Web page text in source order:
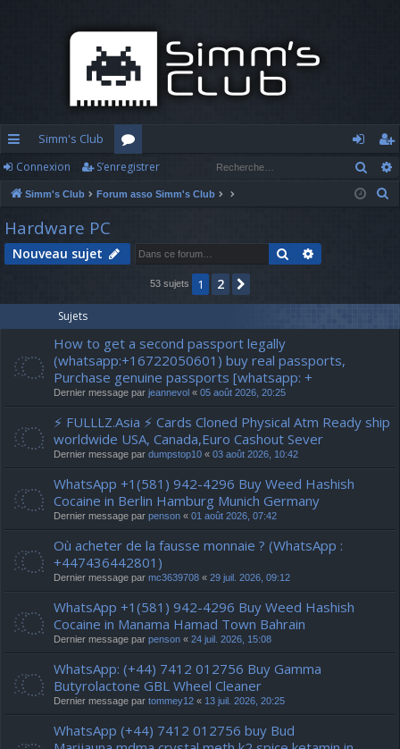
cc
ès
ra
pi
Simm's Club
or
u
o
n
’e
nr
Connexion S’enregistrer
Simm's Club Forum asso Simm's Club
h
Hardware PC
Nouveau sujet Rechercher
53 sujets 1 2
Sujets
How to get a second passport legally
(whatsapp:+16722050601) buy real passports,
Purchase genuine passports [whatsapp: +
Dernier message par jeannevol « 05 août 2026, 20:25
⚡ FULLLZ.Asia ⚡ Cards Cloned Physical Atm Ready ship
worldwide USA, Canada,Euro Cashout Sever
Dernier message par dumpstop10 « 03 août 2026, 10:42
WhatsApp +1(581) 942-4296 Buy Weed Hashish
Cocaine in Berlin Hamburg Munich Germany
Dernier message par penson « 01 août 2026, 07:42
Où acheter de la fausse monnaie ? (WhatsApp :
+447436442801)
Dernier message par mc3639708 « 29 juil. 2026, 09:12
WhatsApp +1(581) 942-4296 Buy Weed Hashish
Cocaine in Manama Hamad Town Bahrain
Dernier message par penson « 24 juil. 2026, 15:08
WhatsApp: (+44) 7412 012756 Buy Gamma
Butyrolactone GBL Wheel Cleaner
Dernier message par tommey12 « 13 juil. 2026, 20:25
WhatsApp (+44) 7412 012756 buy Bud